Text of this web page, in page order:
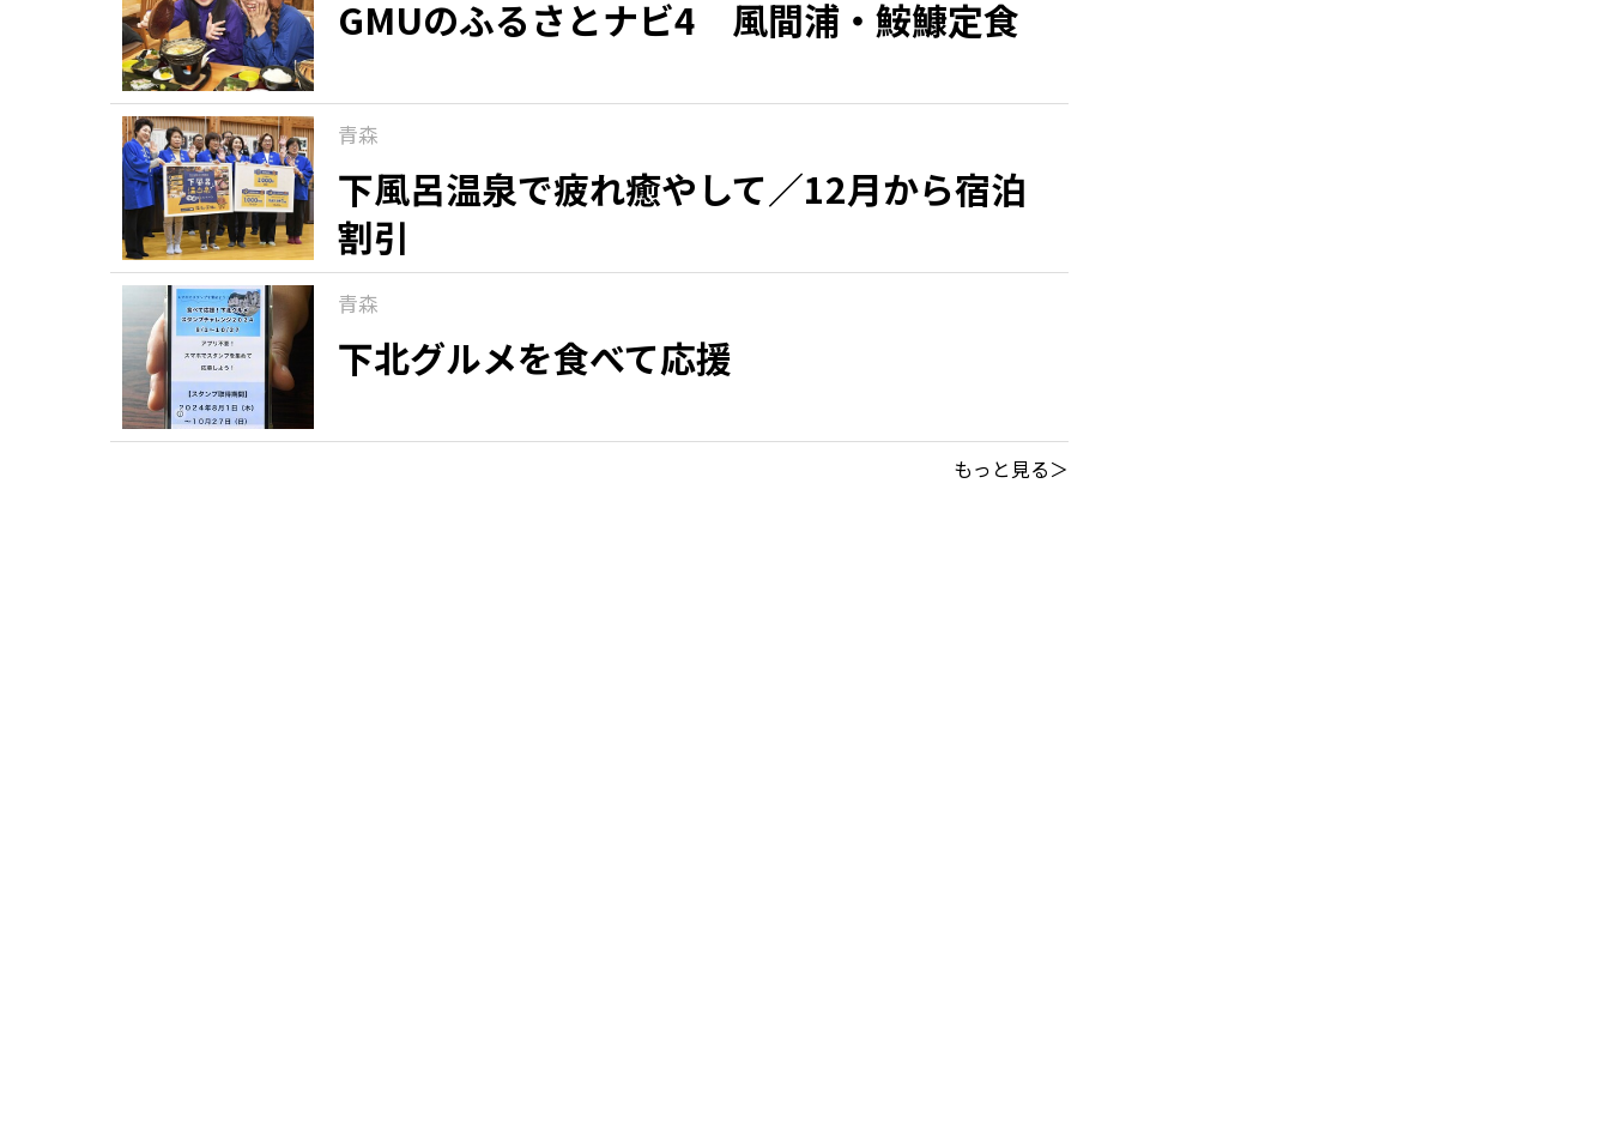
GMUのふるさとナビ4 風間浦・鮟鱇定食
青森
下風呂温泉で疲れ癒やして／12月から宿泊
割引
青森
下北グルメを食べて応援
もっと見る＞